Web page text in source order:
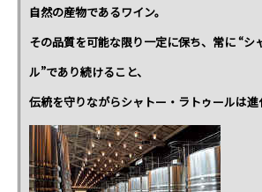
自然の産物であるワイン。
その品質を可能な限り一定に保ち、常に “シ
ル”であり続けること、
伝統を守りながらシャトー・ラトゥールは進